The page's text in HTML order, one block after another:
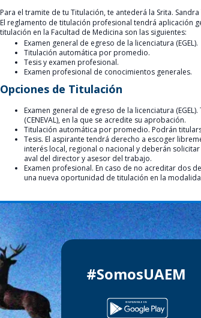
Para el tramite de tu Titulación, te antederá la Srita.
El reglamento de titulación profesional tendrá aplicación
titulación en la Facultad de Medicina son las siguientes:
Examen general de egreso de la licenciatura (EGEL).
Titulación automática por promedio.
Tesis y examen profesional.
Examen profesional de conocimientos generales.
Opciones de Titulación
Examen general de egreso de la licenciatura
(CENEVAL), en la que se acredite su aprobación.
Titulación automática por promedio. Podrán
Tesis. El aspirante tendrá derecho a escoger
interés local, regional o nacional y deberán
aval del director y asesor del trabajo.
Examen profesional. En caso de no acreditar dos
una nueva oportunidad de titulación en la
#SomosUAEM